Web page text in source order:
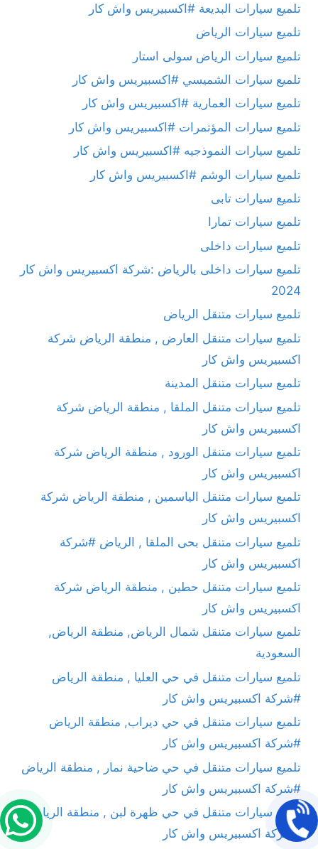
تلميع سيارات البديعة #اكسبيريس واش كار
تلميع سيارات الرياض
تلميع سيارات الرياض سولى استار
تلميع سيارات الشميسي #اكسبيريس واش كار
تلميع سيارات العمارية #اكسبيريس واش كار
تلميع سيارات المؤتمرات #اكسبيريس واش كار
تلميع سيارات النموذجيه #اكسبيريس واش كار
تلميع سيارات الوشم #اكسبيريس واش كار
تلميع سيارات تابى
تلميع سيارات تمارا
تلميع سيارات داخلى
تلميع سيارات داخلى بالرياض :شركة اكسبيريس واش كار
2024
تلميع سيارات متنقل الرياض
تلميع سيارات متنقل العارض , منطقة الرياض شركة
اكسبيريس واش كار
تلميع سيارات متنقل المدينة
تلميع سيارات متنقل الملقا , منطقة الرياض شركة
اكسبيريس واش كار
تلميع سيارات متنقل الورود , منطقة الرياض شركة
اكسبيريس واش كار
تلميع سيارات متنقل الياسمين , منطقة الرياض شركة
اكسبيريس واش كار
تلميع سيارات متنقل بحى الملقا , الرياض #شركة
اكسبيريس واش كار
تلميع سيارات متنقل حطين , منطقة الرياض شركة
اكسبيريس واش كار
تلميع سيارات متنقل شمال الرياض, منطقة الرياض,
السعودية
تلميع سيارات متنقل في حي العليا , منطقة الرياض
#شركة اكسبيريس واش كار
تلميع سيارات متنقل في حي ديراب, منطقة الرياض
#شركة اكسبيريس واش كار
تلميع سيارات متنقل في حي ضاحية نمار , منطقة الرياض
#شركة اكسبيريس واش كار
تلميع سيارات متنقل في حي ظهرة لبن , منطقة الرياض
#شركة اكسبيريس واش كار